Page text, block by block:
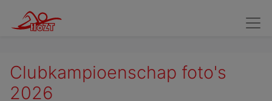
Wedstrijdzwemmers
Clubkampioenschap foto's
2026